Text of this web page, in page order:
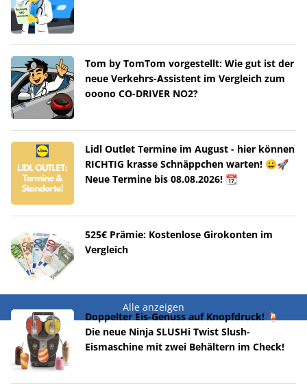
Tom by TomTom vorgestellt: Wie gut ist der
neue Verkehrs-Assistent im Vergleich zum
ooono CO-DRIVER NO2?
Lidl Outlet Termine im August - hier können
RICHTIG krasse Schnäppchen warten! 😀🚀
Neue Termine bis 08.08.2026! 📆
525€ Prämie: Kostenlose Girokonten im
Vergleich
Alle anzeigen
Doppelter Eis-Genuss auf Knopfdruck! 🍹
Die neue Ninja SLUSHi Twist Slush-
Eismaschine mit zwei Behältern im Check!